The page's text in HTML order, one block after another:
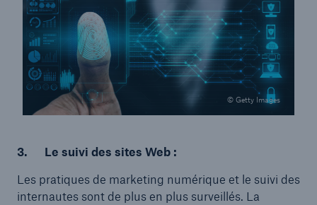
© Getty Images
3.
Le suivi des sites Web :
Les pratiques de marketing numérique et le suivi des
internautes sont de plus en plus surveillés. La